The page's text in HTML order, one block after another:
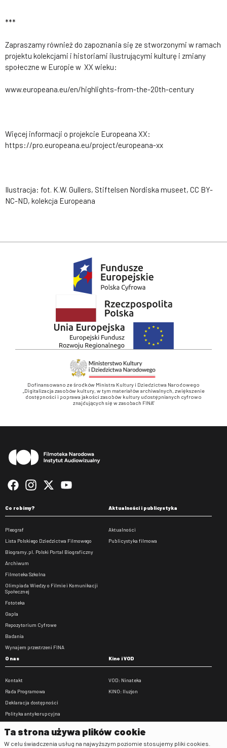
***
Zapraszamy również do zapoznania się ze stworzonymi w ramach
projektu kolekcjami i historiami ilustrującymi kulturę i zmiany
społeczne w Europie w XX wieku:
www.europeana.eu/en/highlights-from-the-20th-century
Więcej informacji o projekcie Europeana XX:
https://pro.europeana.eu/project/europeana-xx
Ilustracja: fot. K.W. Gullers, Stiftelsen Nordiska museet, CC BY-
NC-ND, kolekcja Europeana
Dofinansowano ze środków Ministra Kultury i Dziedzictwa Narodowego
„Digitalizacja zasobów kultury, w tym materiałów archiwalnych, zwiększenie
dostępności i poprawa jakości zasobów kultury udostępnianych cyfrowo
znajdujących się w zasobach FINA”
Co robimy?
Pleograf
Lista Polskiego Dziedzictwa Filmowego
Biogramy.pl. Polski Portal Biograficzny
Archiwum
Filmoteka Szkolna
Olimpiada Wiedzy o Filmie i Komunikacji
Społecznej
Fototeka
Gapla
Repozytorium Cyfrowe
Badania
Wynajem przestrzeni FINA
Aktualności i publicystyka
Aktualności
Publicystyka filmowa
O nas
Kontakt
Rada Programowa
Deklaracja dostępności
Polityka antykorupcyjna
Zamówienia publiczne
Kino i VOD
VOD: Ninateka
KINO: Iluzjon
Ta strona używa plików cookie
W celu świadczenia usług na najwyższym poziomie stosujemy pliki cookies.